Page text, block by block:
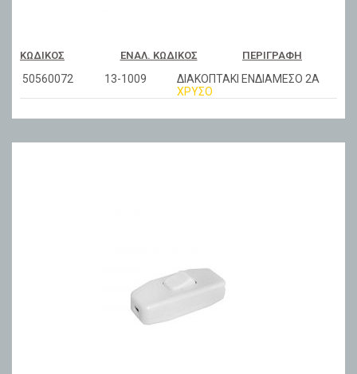
ΚΩΔΙΚΌΣ ΕΝΑΛ. ΚΩΔΙΚΌΣ ΠΕΡΙΓΡΑΦΉ
50560072 13-1009
ΔΙΑΚΟΠΤΑΚΙ ΕΝΔΙΑΜΕΣΟ 2A
ΧΡΥΣΟ